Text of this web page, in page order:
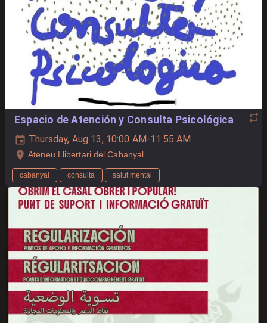
Espacio de Atención y Consulta Psicológica
Thursday, Aug 13, 10:00 AM-11:55 AM
Ateneu Llibertari del Cabanyal
cabanyal consulta salut mental